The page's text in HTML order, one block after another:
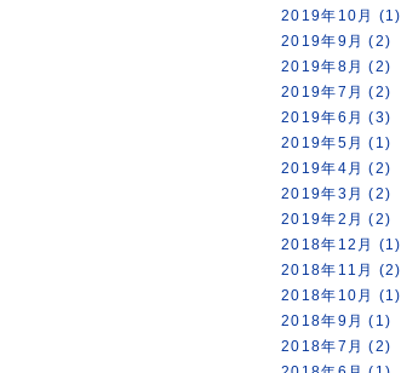
2019年10月 (1)
2019年9月 (2)
2019年8月 (2)
2019年7月 (2)
2019年6月 (3)
2019年5月 (1)
2019年4月 (2)
2019年3月 (2)
2019年2月 (2)
2018年12月 (1)
2018年11月 (2)
2018年10月 (1)
2018年9月 (1)
2018年7月 (2)